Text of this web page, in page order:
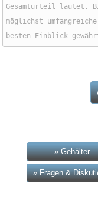
» Gehälter
» Fragen &